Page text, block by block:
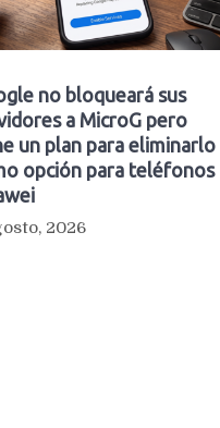
no bloqueará sus
a MicroG pero
un plan para eliminarlo
opción para teléfonos
2026